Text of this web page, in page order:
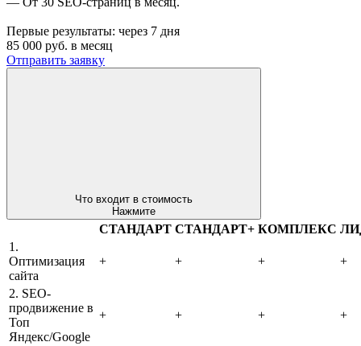
Первые результаты: через 7 дня
85 000 руб. в месяц
Отправить заявку
Что входит в стоимость
Нажмите
СТАНДАРТ СТАНДАРТ+ КОМПЛЕКС
1.
Оптимизация
сайта
+ + + +
2. SEO-
продвижение в
Топ
Яндекс/Google
+ + + +